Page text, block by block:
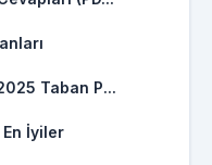
Taban P...
İyiler